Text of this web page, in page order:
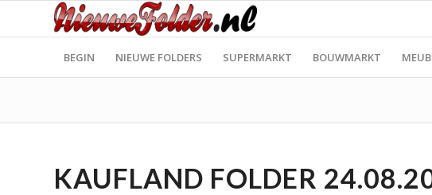
BEGIN NIEUWE FOLDERS SUPERMARKT BOUWMARKT
KAUFLAND FOLDER